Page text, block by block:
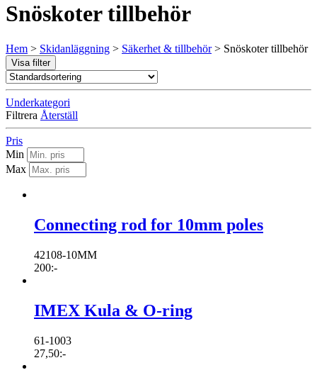
Snöskoter tillbehör
Hem > Skidanläggning > Säkerhet & tillbehör> Snöskoter tillbehör
Visa filter
Underkategori
Filtrera Återställ
Pris
Min
Max
Connecting rod for 10mm poles
42108-10MM
200:-
IMEX Kula & O-ring
61-1003
27,50:-